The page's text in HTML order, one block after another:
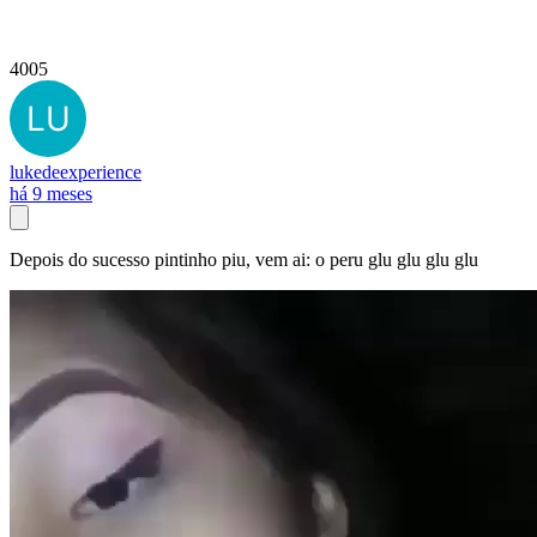
4005
lukedeexperience
há 9 meses
Depois do sucesso pintinho piu, vem ai: o peru glu glu glu glu